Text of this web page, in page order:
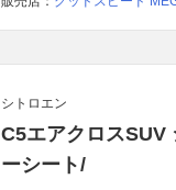
シトロエン
C5エアクロスSUV
ーシート/